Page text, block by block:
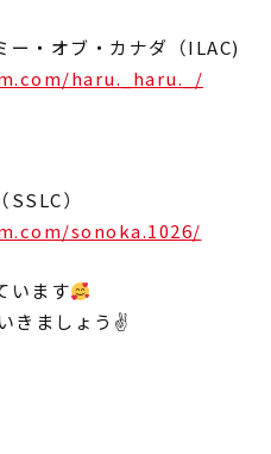
ー・オブ・カナダ（ILAC)
haru._haru._/
）
sonoka.1026/
います
きましょう✌️